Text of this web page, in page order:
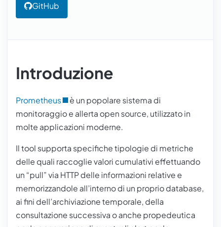
GitHub
Introduzione
Prometheus
è un popolare sistema di
monitoraggio e allerta open source, utilizzato in
molte applicazioni moderne.
Il tool supporta specifiche tipologie di metriche
delle quali raccoglie valori cumulativi effettuando
un “pull” via HTTP delle informazioni relative e
memorizzandole all’interno di un proprio database,
ai fini dell’archiviazione temporale, della
consultazione successiva o anche propedeutica